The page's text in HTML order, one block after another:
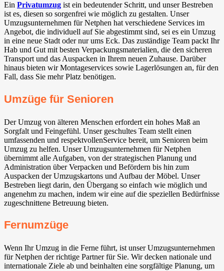
Ein Privatumzug ist ein bedeutender Schritt, und unser Bestreben
ist es, diesen so sorgenfrei wie möglich zu gestalten. Unser
Umzugsunternehmen für Netphen hat verschiedene Services im
Angebot, die individuell auf Sie abgestimmt sind, sei es ein Umzug
in eine neue Stadt oder nur ums Eck. Das zuständige Team packt Ihr
Hab und Gut mit besten Verpackungsmaterialien, die den sicheren
Transport und das Auspacken in Ihrem neuen Zuhause. Darüber
hinaus bieten wir Montageservices sowie Lagerlösungen an, für den
Fall, dass Sie mehr Platz benötigen.
Umzüge für Senioren
Der Umzug von älteren Menschen erfordert ein hohes Maß an
Sorgfalt und Feingefühl. Unser geschultes Team stellt einen
umfassenden und respektvollenService bereit, um Senioren beim
Umzug zu helfen. Unser Umzugsunternehmen für Netphen
übernimmt alle Aufgaben, von der strategischen Planung und
Administration über Verpacken und Befördern bis hin zum
Auspacken der Umzugskartons und Aufbau der Möbel. Unser
Bestreben liegt darin, den Übergang so einfach wie möglich und
angenehm zu machen, indem wir eine auf die speziellen Bedürfnisse
zugeschnittene Betreuung bieten.
Fernumzüge
Wenn Ihr Umzug in die Ferne führt, ist unser Umzugsunternehmen
für Netphen der richtige Partner für Sie. Wir decken nationale und
internationale Ziele ab und beinhalten eine sorgfältige Planung, um